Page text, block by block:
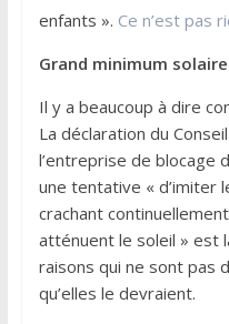
enfants ». Ce n’est pas
Grand minimum solaire
Il y a beaucoup à dire
La déclaration du
l’entreprise de blocage
une tentative « d’imiter
crachant
atténuent le soleil » est
raisons qui ne sont pas
qu’elles le devraient.